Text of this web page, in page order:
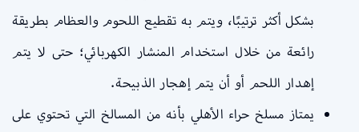
بشكل أكثر ترتيبًا، ويتم به تقطيع اللحوم والعظام بطريقة
رائعة من خلال استخدام المنشار الكهربائي؛ حتى لا يتم
إهدار اللحم أو أن يتم إهجار الذبيحة.
يمتاز مسلخ حراء الأهلي بأنه من المسالخ التي تحتوي على